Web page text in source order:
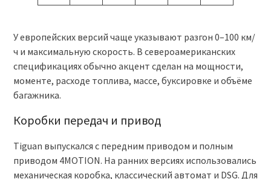
У европейских версий чаще указывают разгон 0–100 км/
ч и максимальную скорость. В североамериканских
спецификациях обычно акцент сделан на мощности,
моменте, расходе топлива, массе, буксировке и объёме
багажника.
Коробки передач и привод
Tiguan выпускался с передним приводом и полным
приводом 4MOTION. На ранних версиях использовались
механическая коробка, классический автомат и DSG. Для